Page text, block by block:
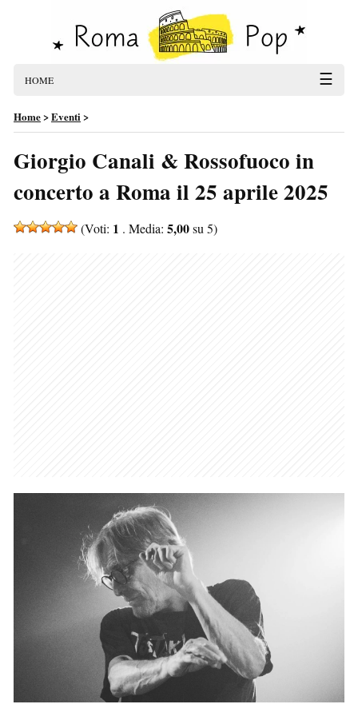
HOME ☰
Home>Eventi>
Giorgio Canali & Rossofuoco in
concerto a Roma il 25 aprile 2025
(Voti: 1 . Media: 5,00su 5)